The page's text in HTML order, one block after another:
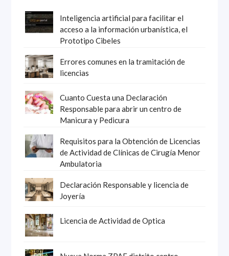
Inteligencia artificial para facilitar el
acceso a la información urbanística, el
Prototipo Cibeles
Errores comunes en la tramitación de
licencias
Cuanto Cuesta una Declaración
Responsable para abrir un centro de
Manicura y Pedicura
Requisitos para la Obtención de Licencias
de Actividad de Clínicas de Cirugía Menor
Ambulatoria
Declaración Responsable y licencia de
Joyería
Licencia de Actividad de Optica